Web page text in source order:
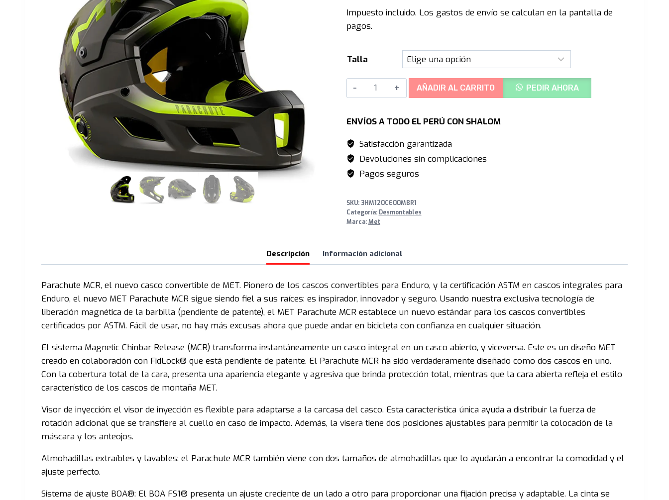
original
S/1,999.00.
actual
S/1,299.00.
Impuesto incluido. Los gastos de envío se calculan en la pantalla de
pagos.
Talla
MET
Parachute
MIPS
Enduro
Camo
Lime
|
Matt
AÑADIR AL CARRITO PEDIR AHORA
ENVÍOS A TODO EL PERÚ CON SHALOM
Satisfacción garantizada
Devoluciones sin complicaciones
Pagos seguros
SKU: 3HM120CE00MBR1
Categoría: Desmontables
Marca:Met
Descripción Información adicional
Parachute MCR, el nuevo casco convertible de MET. Pionero de los cascos convertibles para Enduro, y la certificación ASTM en cascos integrales para
Enduro, el nuevo MET Parachute MCR sigue siendo fiel a sus raíces: es inspirador, innovador y seguro. Usando nuestra exclusiva tecnología de
liberación magnética de la barbilla (pendiente de patente), el MET Parachute MCR establece un nuevo estándar para los cascos convertibles
certificados por ASTM. Fácil de usar, no hay más excusas ahora que puede andar en bicicleta con confianza en cualquier situación.
El sistema Magnetic Chinbar Release (MCR) transforma instantáneamente un casco integral en un casco abierto, y viceversa. Este es un diseño MET
creado en colaboración con FidLock® que está pendiente de patente. El Parachute MCR ha sido verdaderamente diseñado como dos cascos en uno.
Con la cobertura total de la cara, presenta una apariencia elegante y agresiva que brinda protección total, mientras que la cara abierta refleja el estilo
característico de los cascos de montaña MET.
Visor de inyección: el visor de inyección es flexible para adaptarse a la carcasa del casco. Esta característica única ayuda a distribuir la fuerza de
rotación adicional que se transfiere al cuello en caso de impacto. Además, la visera tiene dos posiciones ajustables para permitir la colocación de la
máscara y los anteojos.
Almohadillas extraíbles y lavables: el Parachute MCR también viene con dos tamaños de almohadillas que lo ayudarán a encontrar la comodidad y el
ajuste perfecto.
Sistema de ajuste BOA®: El BOA FS1® presenta un ajuste creciente de un lado a otro para proporcionar una fijación precisa y adaptable. La cinta se